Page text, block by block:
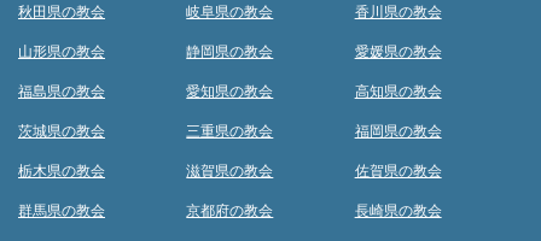
秋田県の教会
山形県の教会
福島県の教会
茨城県の教会
栃木県の教会
群馬県の教会
岐阜県の教会
静岡県の教会
愛知県の教会
三重県の教会
滋賀県の教会
京都府の教会
香川県の教会
愛媛県の教会
高知県の教会
福岡県の教会
佐賀県の教会
長崎県の教会